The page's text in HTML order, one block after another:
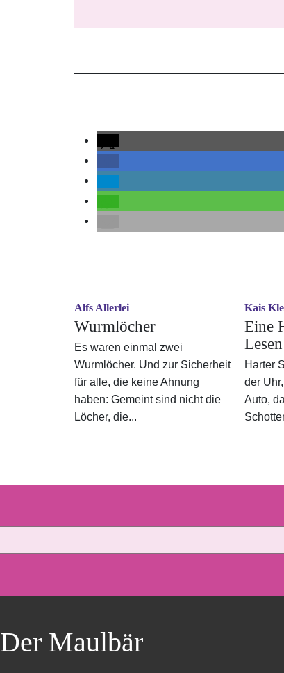
Alfs Allerlei
Wurmlöcher
Es waren einmal zwei
Wurmlöcher. Und zur Sicherheit
für alle, die keine Ahnung
haben: Gemeint sind nicht die
Löcher, die...
Kais
Eine
Lesen
Harter
der
Auto,
Der Maulbär